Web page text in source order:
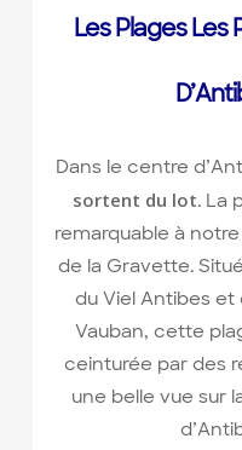
Les Plages Les
Dans le centre
sortent du lot. La
remarquable à
de la Gravette.
du Viel Antibes
Vauban, cette
ceinturée par des
une belle vue sur